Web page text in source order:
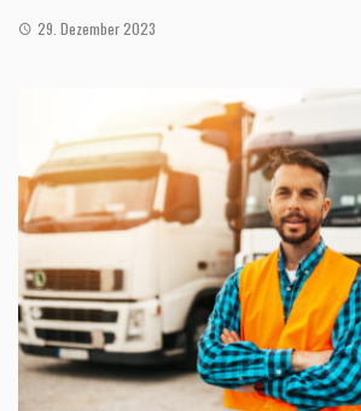
29. Dezember 2023